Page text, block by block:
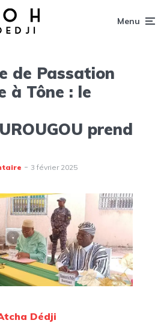
Menu
de Passation
à Tône : le
prend
3 février 2025
Dédji